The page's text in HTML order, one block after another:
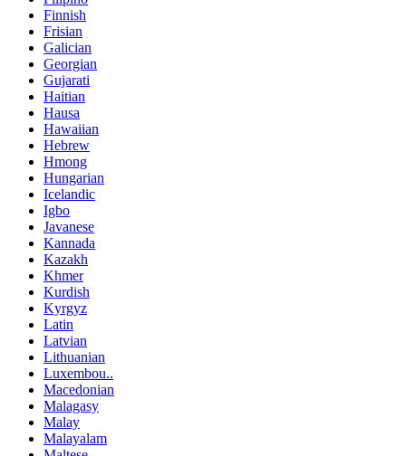
Finnish
Frisian
Galician
Georgian
Gujarati
Haitian
Hausa
Hawaiian
Hebrew
Hmong
Hungarian
Icelandic
Igbo
Javanese
Kannada
Kazakh
Khmer
Kurdish
Kyrgyz
Latin
Latvian
Lithuanian
Luxembou..
Macedonian
Malagasy
Malay
Malayalam